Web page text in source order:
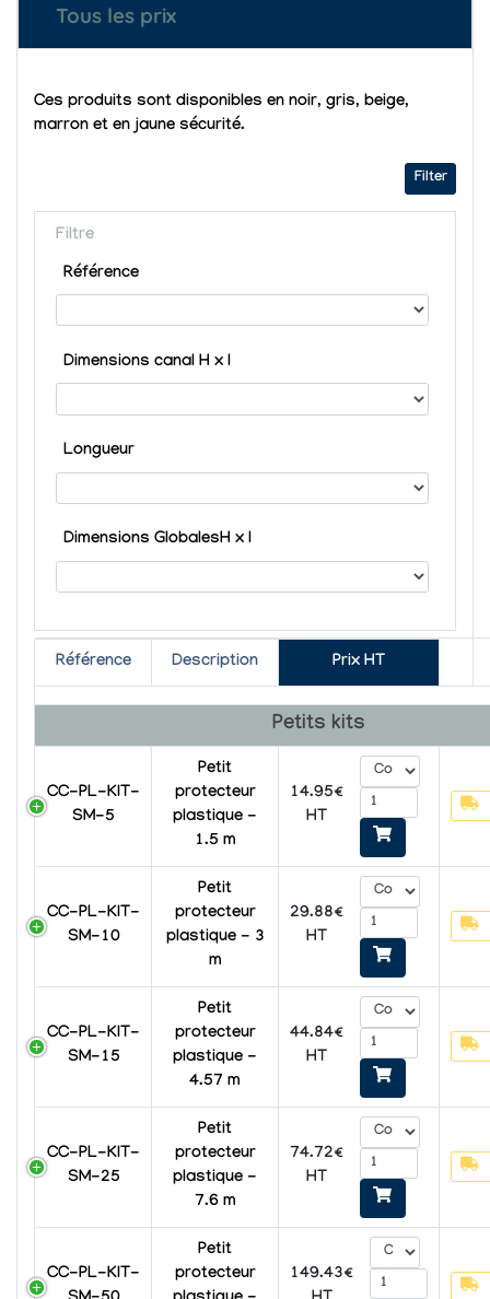
Tous les prix
Ces produits sont disponibles en noir, gris, beige,
marron et en jaune sécurité.
Filter
Filtre
Référence
Dimensions canal H x l
Longueur
Dimensions GlobalesH x l
Référence Description Prix HT
Petits kits
CC-PL-KIT-
SM-5
Petit
protecteur
plastique -
1.5 m
14.95€
HT
CC-PL-KIT-
SM-10
Petit
protecteur
plastique - 3
m
29.88€
HT
CC-PL-KIT-
SM-15
Petit
protecteur
plastique -
4.57 m
44.84€
HT
CC-PL-KIT-
SM-25
Petit
protecteur
plastique -
7.6 m
74.72€
HT
CC-PL-KIT-
Petit
protecteur
149.43€